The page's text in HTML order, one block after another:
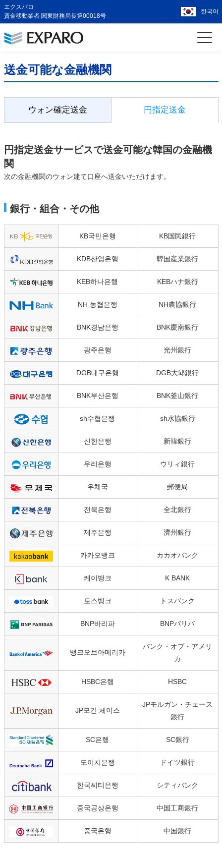
エクスパロ
資金移動業者 関東財務局長第00018号
한국어
送金可能な金融機関
ウォン確定送金 円指定送金
円指定送金サービスで送金可能な韓国の金融機
関
次の金融機関のウォン建て口座へ送金いただけます。
銀行・組合・その他
KB국민은행 KB国民銀行
KDB산업은행 韓国産業銀行
KEB하나은행 KEBハナ銀行
NH 농협은행 NH農協銀行
BNK경남은행 BNK慶南銀行
광주은행 光州銀行
DGB대구은행 DGB大邱銀行
BNK부산은행 BNK釜山銀行
sh수협은행 sh水協銀行
신한은행 新韓銀行
우리은행 ウリィ銀行
우체국 郵便局
전북은행 全北銀行
제주은행 濟州銀行
카카오뱅크 カカオバンク
케이뱅크 K BANK
토스뱅크 トスバンク
BNP바리파 BNPパリバ
뱅크오브아메리카
バンク・オブ・アメリ
カ
HSBC은행 HSBC
JP모간 체이스
JPモルガン・チェース
銀行
SC은행 SC銀行
도이치은행 ドイツ銀行
한국씨티은행 シティバンク
중국공상은행 中国工商銀行
중국은행 中国銀行